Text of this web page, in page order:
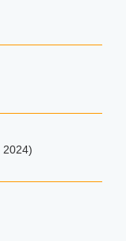
2024)